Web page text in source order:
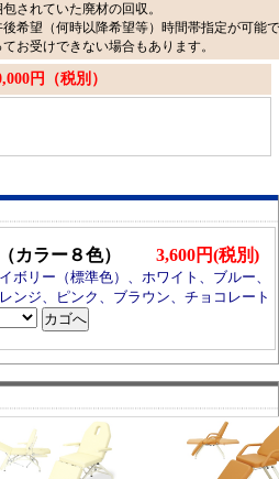
されていた廃材の回収。
希望（何時以降希望等）時間帯指定が可能で
お受けできない場合もあります。
円（税別）
（カラー８色） 3,600円(税別)
ボリー（標準色）、ホワイト、ブルー、
ンジ、ピンク、ブラウン、チョコレート